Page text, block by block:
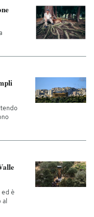
è
al